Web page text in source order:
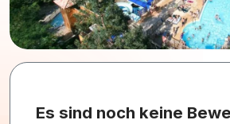
Es sind noch keine